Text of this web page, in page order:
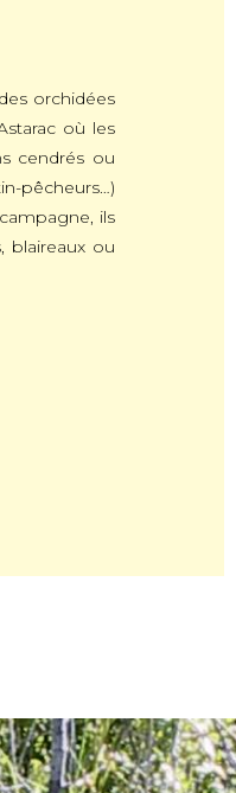
orchidées
où les
cendrés ou
pêcheurs…)
ils
blaireaux ou